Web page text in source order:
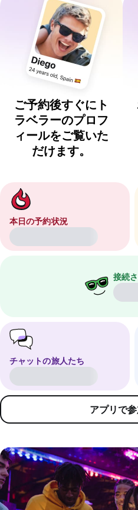
ご予約後すぐにト
ラベラーのプロフ
ィールをご覧いた
だけます。
本日の予約状況
接続
チャットの旅人たち
アプリで